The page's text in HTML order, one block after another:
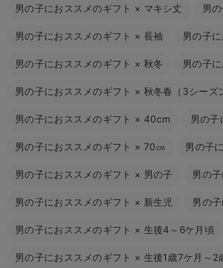
男の子におススメのギフト × マキシ丈 男
男の子におススメのギフト × 長袖 男の子
男の子におススメのギフト × 秋冬 男の子
男の子におススメのギフト × 秋冬春（3シーズ
男の子におススメのギフト × 40cm 男の子
男の子におススメのギフト × 70㎝ 男の子
男の子におススメのギフト × 男の子 男の
男の子におススメのギフト × 新生児 男の
男の子におススメのギフト × 生後4～6ケ月頃
男の子におススメのギフト × 生後1歳7ケ月～2